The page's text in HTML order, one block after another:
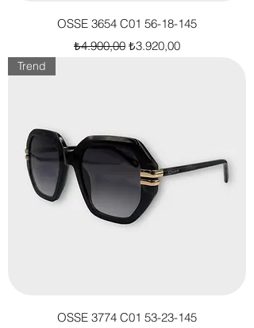
OSSE 3654 C01 56-18-145
Normal Fiyat
₺4.900,00 İndirimli Fiyat
₺3.920,00
Trend
OSSE 3774 C01 53-23-145